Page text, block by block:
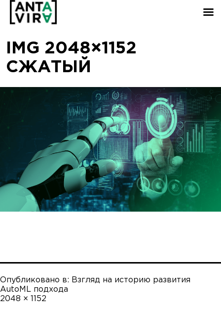
IMG 2048×1152
СЖАТЫЙ
Опубликовано в: Взгляд на историю развития
AutoML подхода
Полный
2048 × 1152